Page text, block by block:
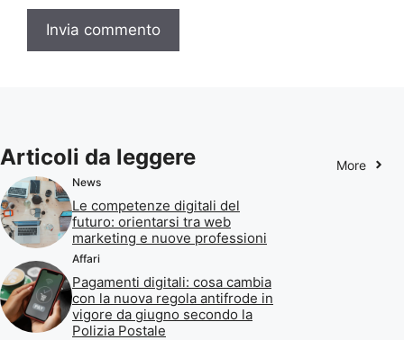
Articoli da leggere More
News
Le competenze digitali del
futuro: orientarsi tra web
marketing e nuove professioni
Affari
Pagamenti digitali: cosa cambia
con la nuova regola antifrode in
vigore da giugno secondo la
Polizia Postale